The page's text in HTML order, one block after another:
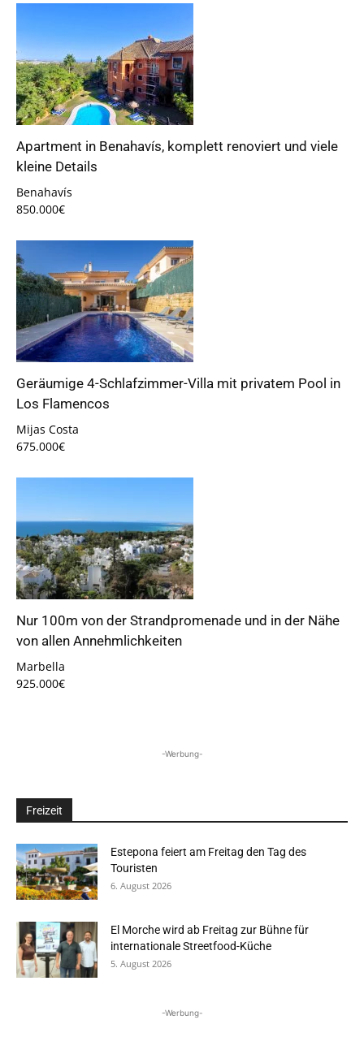
Apartment in Benahavís, komplett renoviert und viele
kleine Details
Benahavís
850.000€
Geräumige 4-Schlafzimmer-Villa mit privatem Pool in
Los Flamencos
Mijas Costa
675.000€
Nur 100m von der Strandpromenade und in der Nähe
von allen Annehmlichkeiten
Marbella
925.000€
-Werbung-
Freizeit
Estepona feiert am Freitag den Tag des
Touristen
6. August 2026
El Morche wird ab Freitag zur Bühne für
internationale Streetfood-Küche
5. August 2026
-Werbung-